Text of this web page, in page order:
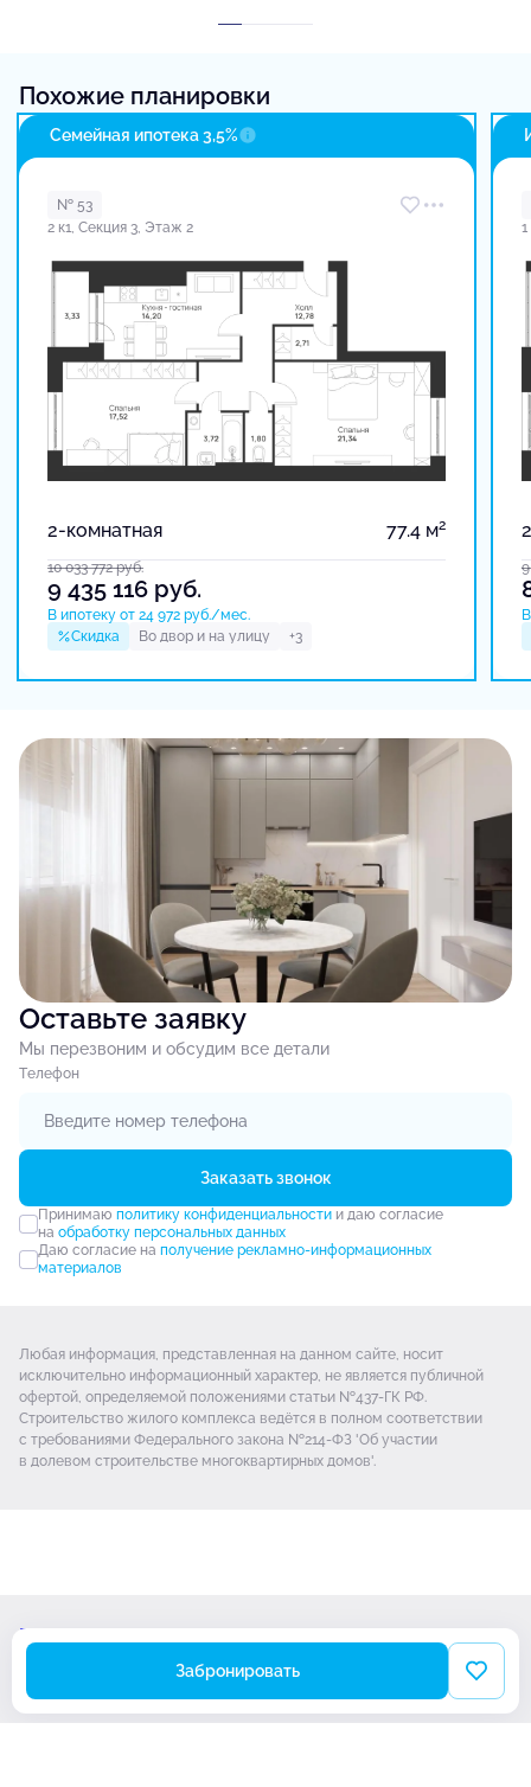
Похожие планировки
Семейная ипотека 3,5%
№ 53
2 к1, Секция 3, Этаж 2
2-комнатная 77.4 м2
10 033 772руб.
9 435 116 руб.
В ипотеку от 24 972 руб./мес.
Скидка
Во двор и на улицу +3
Оставьте заявку
Мы перезвоним и обсудим все детали
Tелефон
Заказать звонок
Принимаю политику конфиденциальностии даю согласие
на обработку персональных данных
Даю согласие на получение рекламно-информационных
материалов
Любая информация, представленная на данном сайте, носит
исключительно информационный характер, не является публичной
офертой, определяемой положениями статьи №437-ГК РФ.
Строительство жилого комплекса ведётся в полном соответствии
с требованиями Федерального закона №214-ФЗ 'Об участии
в долевом строительстве многоквартирных домов'.
Проектная декларация
Политика обработки Cookie-файлов
Разработано
Забронировать